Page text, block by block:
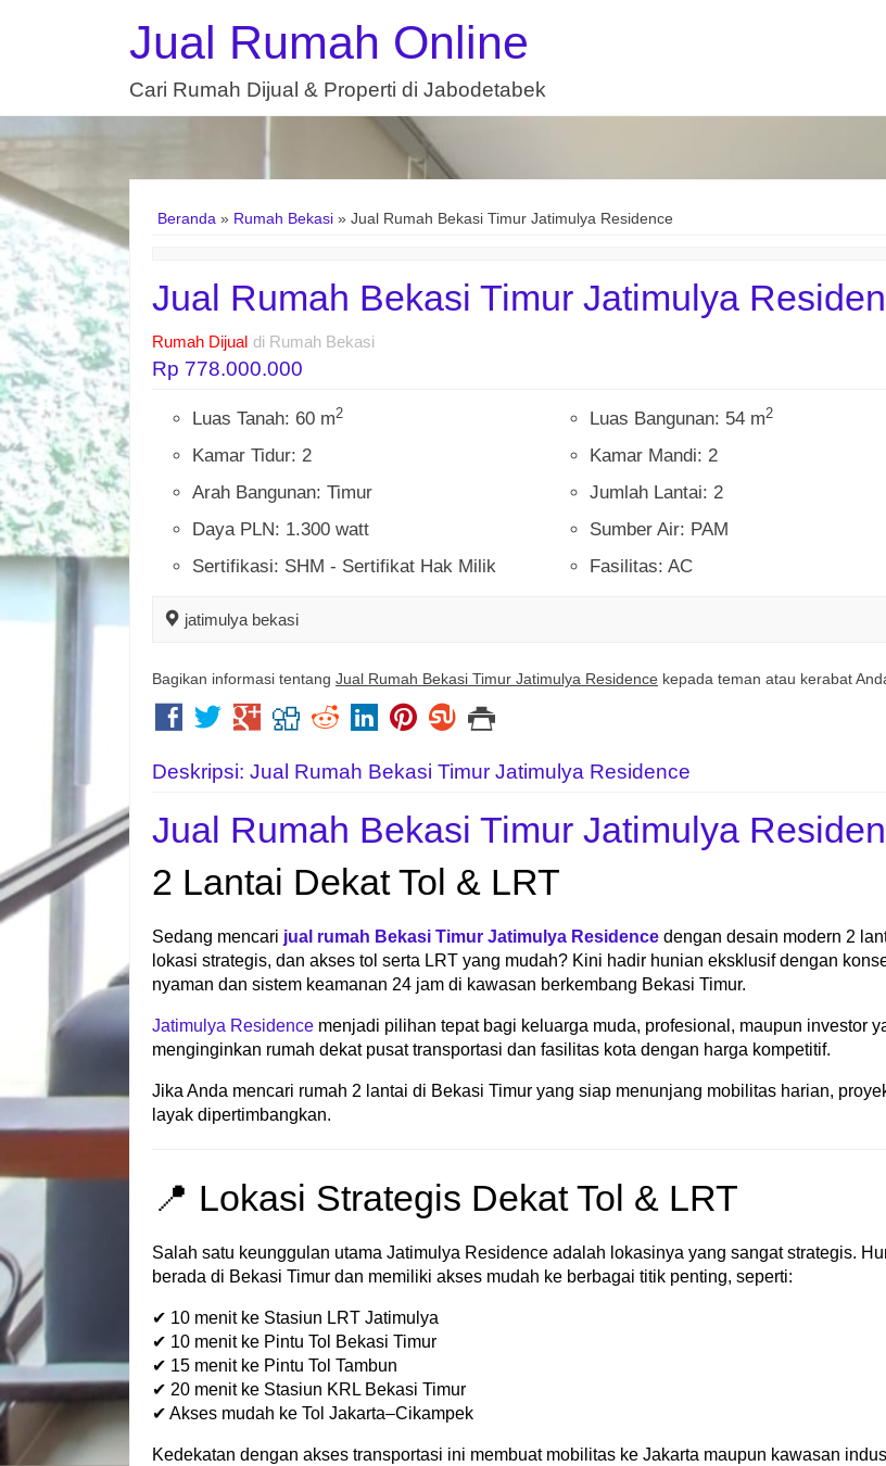
Jual Rumah Online
Cari Rumah Dijual & Properti di Jabodetabek
Beranda » Rumah Bekasi » Jual Rumah Bekasi Timur Jatimulya Residence
Jual Rumah Bekasi Timur Jatimulya
Rumah Dijual di Rumah Bekasi
Rp 778.000.000
Luas Tanah: 60 m2 Luas Bangunan: 54 m2
Kamar Tidur: 2
Kamar Mandi: 2
Arah Bangunan: Timur
Jumlah Lantai: 2
Daya PLN: 1.300 watt
Sumber Air: PAM
Sertifikasi: SHM - Sertifikat Hak Milik
Fasilitas: AC
jatimulya bekasi
Bagikan informasi tentang Jual Rumah Bekasi Timur Jatimulya Residence kepada teman atau kerabat
Deskripsi: Jual Rumah Bekasi Timur Jatimulya Residence
Jual Rumah Bekasi Timur Jatimulya
2 Lantai Dekat Tol & LRT
Sedang mencari jual rumah Bekasi Timur Jatimulya Residence dengan desain modern 2
lokasi strategis, dan akses tol serta LRT yang mudah? Kini hadir hunian eksklusif dengan
nyaman dan sistem keamanan 24 jam di kawasan berkembang Bekasi Timur.
Jatimulya Residence menjadi pilihan tepat bagi keluarga muda, profesional, maupun investor
menginginkan rumah dekat pusat transportasi dan fasilitas kota dengan harga kompetitif.
Jika Anda mencari rumah 2 lantai di Bekasi Timur yang siap menunjang mobilitas harian,
layak dipertimbangkan.
📍 Lokasi Strategis Dekat Tol & LRT
Salah satu keunggulan utama Jatimulya Residence adalah lokasinya yang sangat strategis.
berada di Bekasi Timur dan memiliki akses mudah ke berbagai titik penting, seperti:
✔ 10 menit ke Stasiun LRT Jatimulya
✔ 10 menit ke Pintu Tol Bekasi Timur
✔ 15 menit ke Pintu Tol Tambun
✔ 20 menit ke Stasiun KRL Bekasi Timur
✔ Akses mudah ke Tol Jakarta–Cikampek
Kedekatan dengan akses transportasi ini membuat mobilitas ke Jakarta maupun kawasan